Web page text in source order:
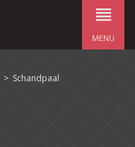
MENU
> Schandpaal